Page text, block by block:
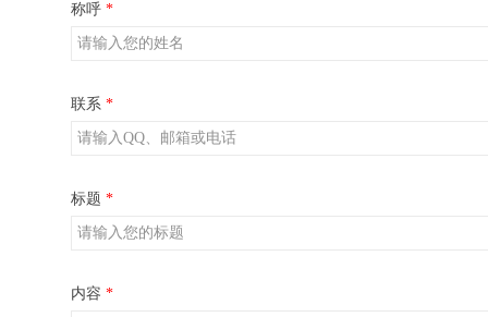
称呼 *
联系 *
标题 *
内容 *